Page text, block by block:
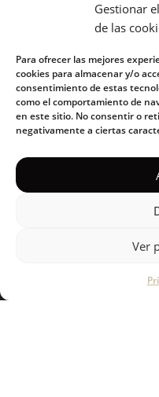
Gestionar
de las
Para ofrecer las mejores
cookies para almacenar y/o
consentimiento de estas
como el comportamiento de
en este sitio. No consentir o
negativamente a ciertas
Ver
OUR MATERIALS
Stainless steel
Bamboo
Ceramics
Become a distributor